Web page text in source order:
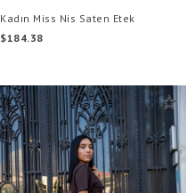
Kadın Miss Nis Saten Etek
$184.38